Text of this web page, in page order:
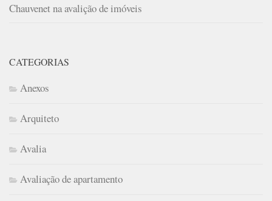
Chauvenet na avalição de imóveis
CATEGORIAS
Anexos
Arquiteto
Avalia
Avaliação de apartamento